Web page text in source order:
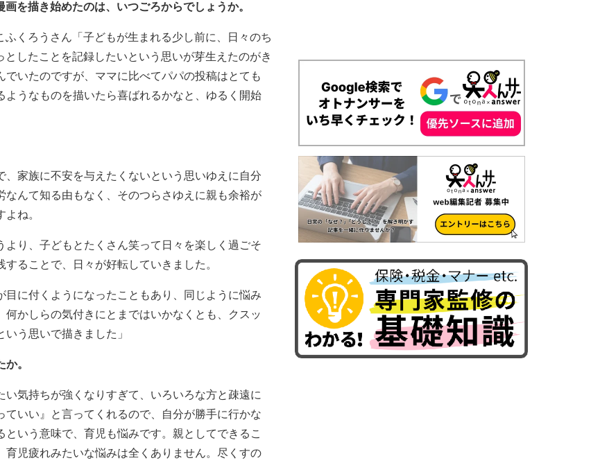
画を描き始めたのは、いつごろからでしょうか。
ふくろうさん「子どもが生まれる少し前に、日々のち
としたことを記録したいという思いが芽生えたのがき
いたのですが、ママに比べてパパの投稿はとても
うなものを描いたら喜ばれるかなと、ゆるく開始
家族に不安を与えたくないという思いゆえに自分
んて知る由もなく、そのつらさゆえに親も余裕が
ね。
り、子どもとたくさん笑って日々を楽しく過ごそ
ることで、日々が好転していきました。
に付くようになったこともあり、同じように悩み
かしらの気付きにとまではいかなくとも、クスッ
う思いで描きました」
。
気持ちが強くなりすぎて、いろいろな方と疎遠に
いい』と言ってくれるので、自分が勝手に行かな
いう意味で、育児も悩みです。親としてできるこ
児疲れみたいな悩みは全くありません。尽くすの